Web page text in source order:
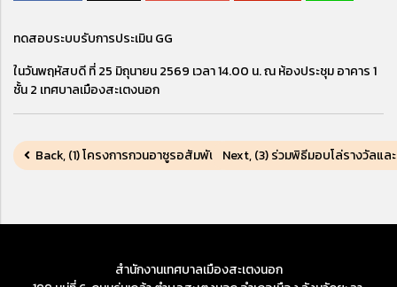
ทดสอบระบบรับการประเมิน GG
ในวันพฤหัสบดี ที่ 25 มิถุนายน 2569 เวลา 14.00 น. ณ ห้องประชุม อาคาร 1
ชั้น 2 เทศบาลเมืองสะเตงนอก
Back, (1) โครงการกวนอาซูรอสัมพันธ์ Next, (3) ร่วมพิธีมอบโล่รางวัลแ
สำนักงานเทศบาลเมืองสะเตงนอก